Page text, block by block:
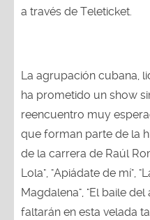
a través de Teleticket.
La agrupación cubana,
ha prometido un show
reencuentro muy
que forman parte de la
de la carrera de Raúl
Lola", "Apiádate de mí",
Magdalena", "El baile
faltarán en esta velada